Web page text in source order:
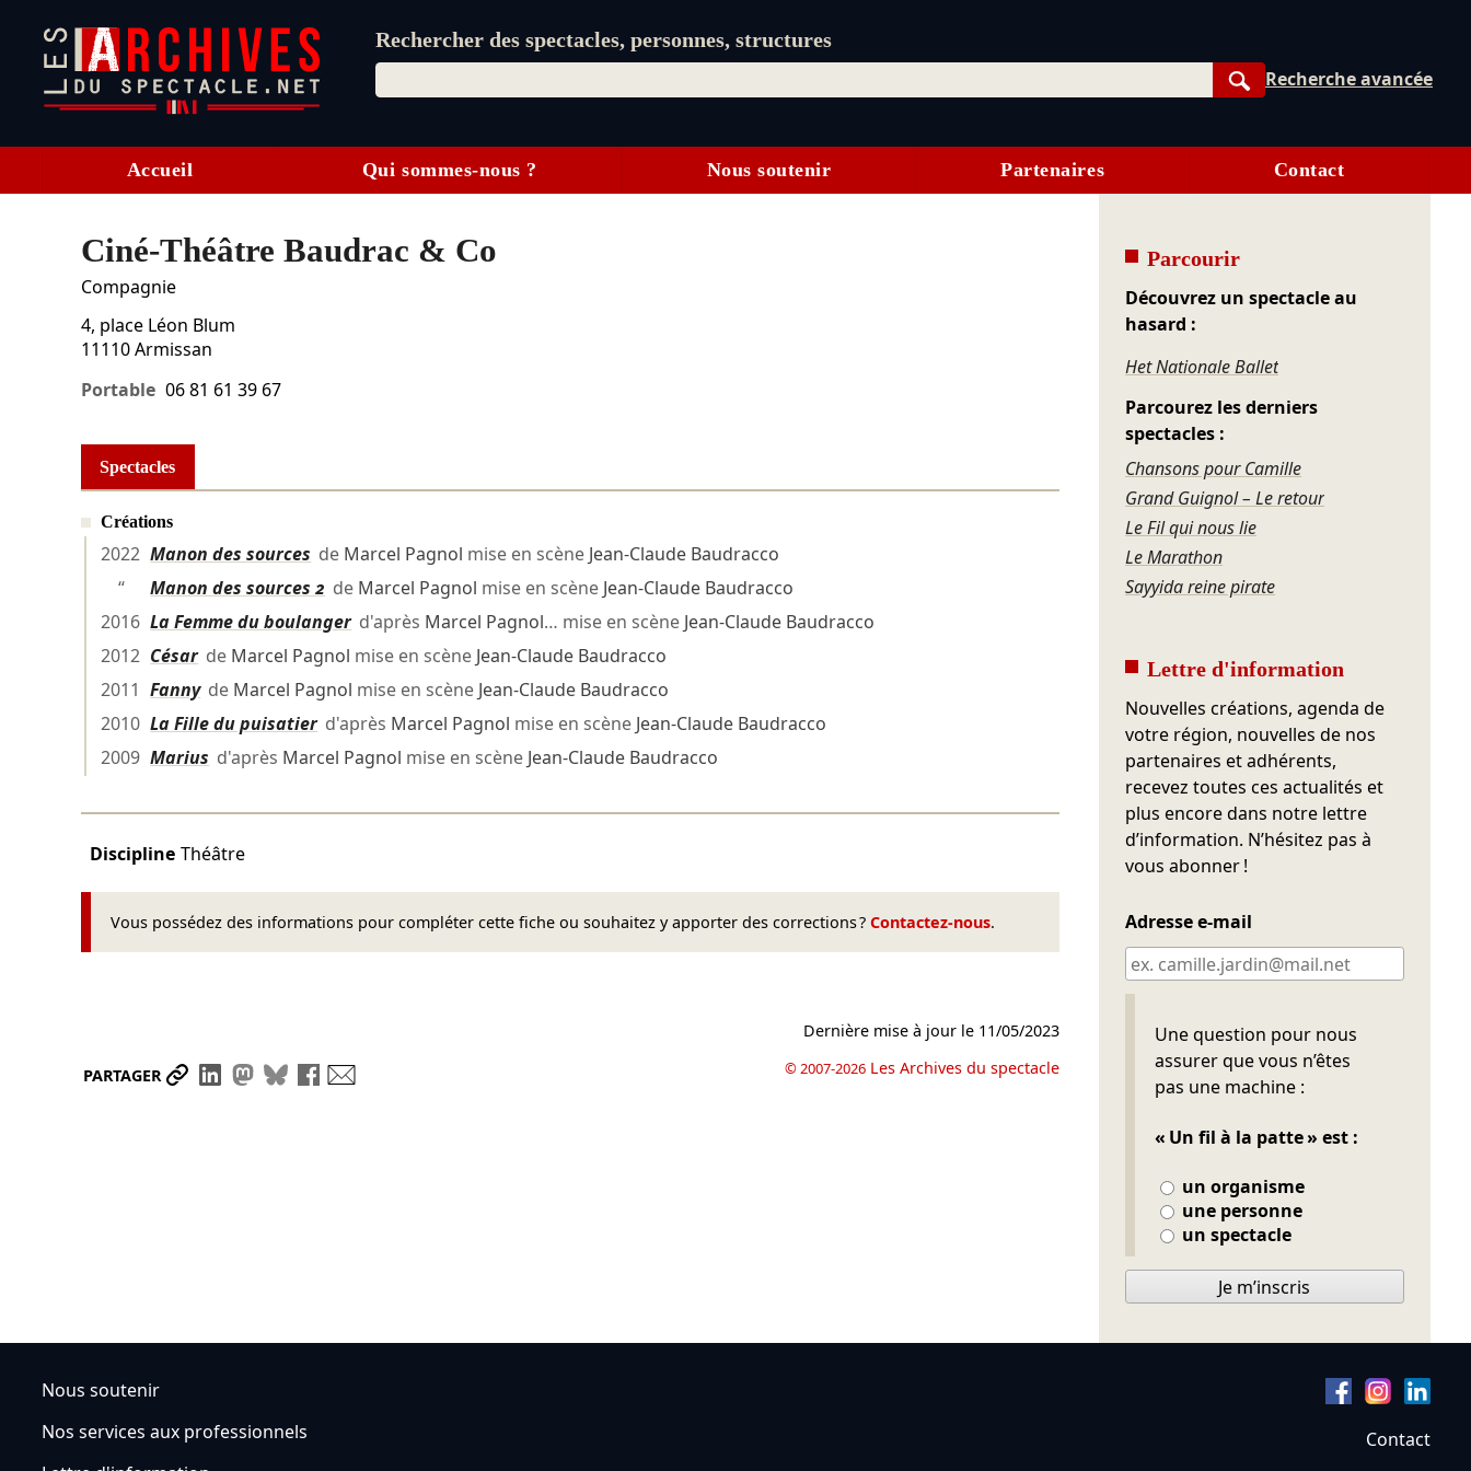
Rechercher des spectacles, personnes, structures
Rechercher
Recherche avancée
Accueil Qui sommes-nous ? Nous soutenir Partenaires Contact
Ciné-Théâtre Baudrac & Co
Compagnie
4, place Léon Blum
11110 Armissan
Portable 06 81 61 39 67
Spectacles
Créations
2022 Manon des sources de Marcel Pagnol mise en scène Jean-Claude Baudracco
“
Manon des sources 2 de Marcel Pagnol mise en scène Jean-Claude Baudracco
2016 La Femme du boulangerd'après Marcel Pagnol… mise en scène Jean-Claude Baudracco
2012 Césarde Marcel Pagnol mise en scène Jean-Claude Baudracco
2011 Fannyde Marcel Pagnol mise en scène Jean-Claude Baudracco
2010 La Fille du puisatierd'après Marcel Pagnol mise en scène Jean-Claude Baudracco
2009 Marius d'après Marcel Pagnol mise en scène Jean-Claude Baudracco
Discipline Théâtre
Vous possédez des informations pour compléter cette fiche ou souhaitez y apporter des corrections ? Contactez-nous.
PARTAGER Partager le lien
Partager sur LinkedIn
Partager sur Mastodon
Partager sur Bluesky
Partager sur Facebook
Dernière mise à jour le 11/05/2023
© 2007-2026 Les Archives du spectacle
Parcourir
Découvrez un spectacle au
hasard :
Het Nationale Ballet
Parcourez les derniers
spectacles :
Chansons pour Camille
Grand Guignol – Le retour
Le Fil qui nous lie
Le Marathon
Sayyida reine pirate
Lettre d'information
Nouvelles créations, agenda de
votre région, nouvelles de nos
partenaires et adhérents,
recevez toutes ces actualités et
plus encore dans notre lettre
d’information. N’hésitez pas à
vous abonner !
Adresse e-mail
Une question pour nous
assurer que vous n’êtes
pas une machine :
« Un fil à la patte » est :
un organisme
une personne
un spectacle
Ne pas remplir
Je m’inscris
Nous soutenir
Nos services aux professionnels
Contact